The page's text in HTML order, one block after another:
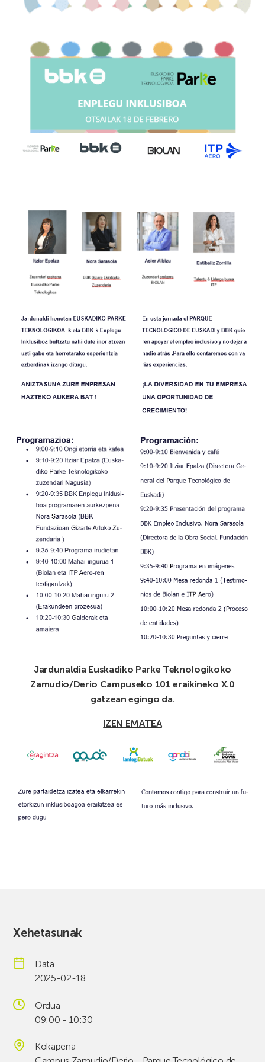
Jardunaldia Euskadiko Parke Teknologikoko
Zamudio/Derio Campuseko 101 eraikineko X.0
gatzean egingo da.
IZEN EMATEA
Xehetasunak
Data
2025-02-18
Ordua
09:00 - 10:30
Kokapena